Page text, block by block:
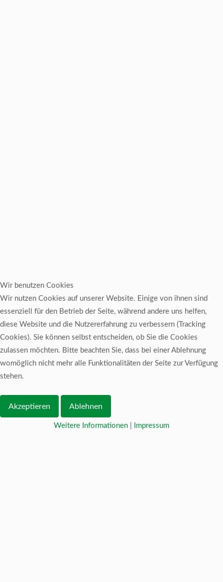
Wir benutzen Cookies
Wir nutzen Cookies auf unserer Website. Einige von ihnen sind
essenziell für den Betrieb der Seite, während andere uns helfen,
diese Website und die Nutzererfahrung zu verbessern (Tracking
Cookies). Sie können selbst entscheiden, ob Sie die Cookies
zulassen möchten. Bitte beachten Sie, dass bei einer Ablehnung
womöglich nicht mehr alle Funktionalitäten der Seite zur Verfügung
stehen.
Akzeptieren Ablehnen
Weitere Informationen Impressum